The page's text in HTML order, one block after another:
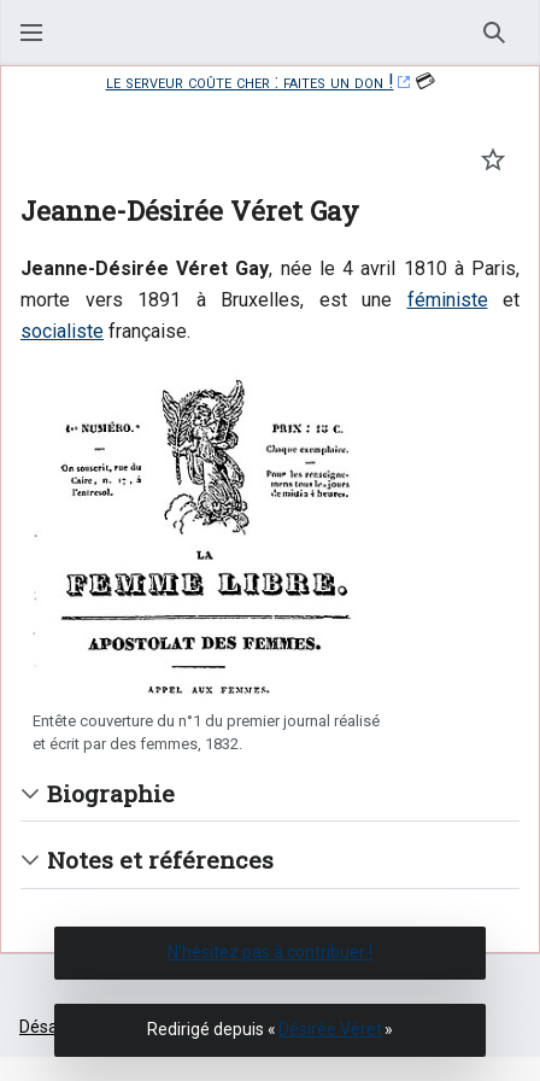
le serveur coûte cher : faites un don !
💳
Jeanne-Désirée Véret Gay
Jeanne-Désirée Véret Gay, née le4 avril 1810à Paris,
morte vers 1891 à Bruxelles, est une féministeet
socialiste française.
Entête couverture du n°1 du premier journal réalisé
et écrit par des femmes, 1832.
Biographie
Notes et références
Désactiver la version mobile
N'hésitez pas à contribuer !
Redirigé depuis « Désirée Véret»